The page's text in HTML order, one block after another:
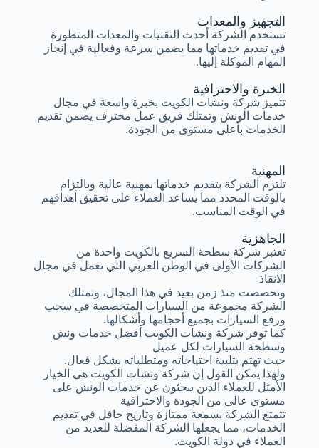
الخبرة والاحترافية
تتميز شركة ونشات الكويت بخبرة واسعة في مجال
خدمات الونش وتمتلك فريق عمل محترف يضمن تقديم
الخدمات بأعلى مستوى من الجودة.
التجهيز والمعدات
تستخدم الشركة أحدث التقنيات والمعدات المتطورة
في تقديم خدماتها مما يضمن سرعة وفعالية في إنجاز
المهام الموكلة إليها.
المهنية
تلتزم الشركة بتقديم خدماتها بمهنية عالية وبالتزام
بالوقت المحدد مما يساعد العملاء على تحقيق أهدافهم
في الوقت المناسب.
الجاهزية
تعتبر شركة سطحة السريع بالكويت واحدة من
الشركات الأولى في الوطن العربي التي تعمل في مجال
الانقاذ
وتخصصت منذ زمن بعيد في هذا المجال، وتمتلك
الشركة مجموعة من السيارات المتخصصة في سحب
ورفع السيارات بجميع أحجامها وأشكالها.
كما توفر شركة ونشات الكويت أفضل خدمات ونش
وسطحة السيارات لكل عميل
حيث تهتم بتلبية احتياجاته ومتطلباته بشكل فعال.
ولهذا يمكن القول إن شركة ونشات الكويت هي الخيار
الأمثل للعملاء الذين يبحثون عن خدمات الونش على
مستوى عالي من الجودة والاحترافية
تتمتع الشركة بسمعة ممتازة وتاريخ حافل في تقديم
الخدمات، مما يجعلها الشركة المفضلة للعديد من
العملاء في دولة الكويت.